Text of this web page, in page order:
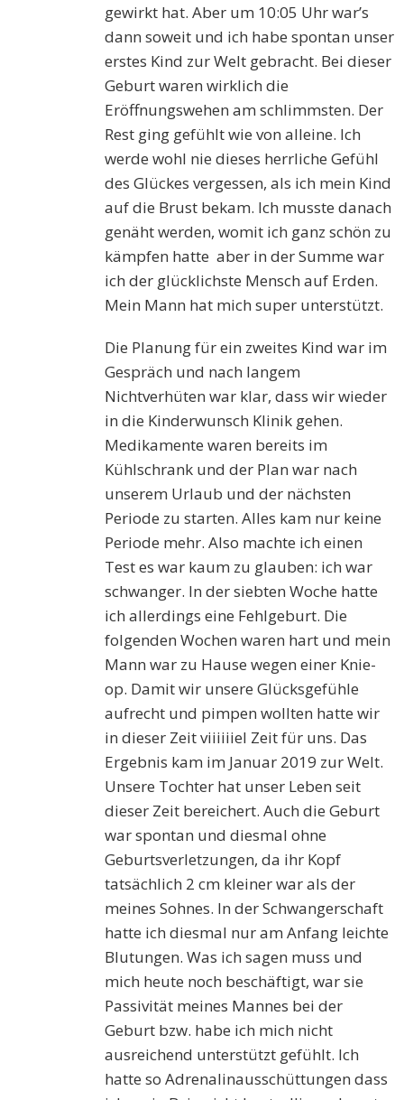
gewirkt hat. Aber um 10:05 Uhr war’s
dann soweit und ich habe spontan unser
erstes Kind zur Welt gebracht. Bei dieser
Geburt waren wirklich die
Eröffnungswehen am schlimmsten. Der
Rest ging gefühlt wie von alleine. Ich
werde wohl nie dieses herrliche Gefühl
des Glückes vergessen, als ich mein Kind
auf die Brust bekam. Ich musste danach
genäht werden, womit ich ganz schön zu
kämpfen hatte aber in der Summe war
ich der glücklichste Mensch auf Erden.
Mein Mann hat mich super unterstützt.
Die Planung für ein zweites Kind war im
Gespräch und nach langem
Nichtverhüten war klar, dass wir wieder
in die Kinderwunsch Klinik gehen.
Medikamente waren bereits im
Kühlschrank und der Plan war nach
unserem Urlaub und der nächsten
Periode zu starten. Alles kam nur keine
Periode mehr. Also machte ich einen
Test es war kaum zu glauben: ich war
schwanger. In der siebten Woche hatte
ich allerdings eine Fehlgeburt. Die
folgenden Wochen waren hart und mein
Mann war zu Hause wegen einer Knie-
op. Damit wir unsere Glücksgefühle
aufrecht und pimpen wollten hatte wir
in dieser Zeit viiiiiiel Zeit für uns. Das
Ergebnis kam im Januar 2019 zur Welt.
Unsere Tochter hat unser Leben seit
dieser Zeit bereichert. Auch die Geburt
war spontan und diesmal ohne
Geburtsverletzungen, da ihr Kopf
tatsächlich 2 cm kleiner war als der
meines Sohnes. In der Schwangerschaft
hatte ich diesmal nur am Anfang leichte
Blutungen. Was ich sagen muss und
mich heute noch beschäftigt, war sie
Passivität meines Mannes bei der
Geburt bzw. habe ich mich nicht
ausreichend unterstützt gefühlt. Ich
hatte so Adrenalinausschüttungen dass